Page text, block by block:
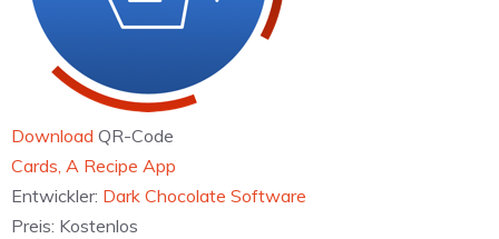
Download QR-Code
‎Cards, A Recipe App
Entwickler: Dark Chocolate Software
Preis: Kostenlos